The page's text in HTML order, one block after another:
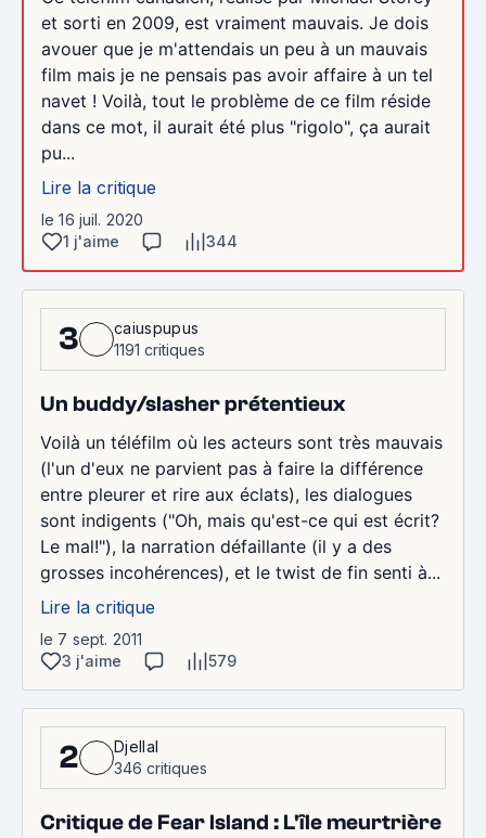
et sorti en 2009, est vraiment mauvais. Je dois
avouer que je m'attendais un peu à un mauvais
film mais je ne pensais pas avoir affaire à un tel
navet ! Voilà, tout le problème de ce film réside
dans ce mot, il aurait été plus "rigolo", ça aurait
pu...
Lire la critique
le 16 juil. 2020
1 j'aime
344
3
caiuspupus
1191 critiques
Un buddy/slasher prétentieux
Voilà un téléfilm où les acteurs sont très mauvais
(l'un d'eux ne parvient pas à faire la différence
entre pleurer et rire aux éclats), les dialogues
sont indigents ("Oh, mais qu'est-ce qui est écrit?
Le mal!"), la narration défaillante (il y a des
grosses incohérences), et le twist de fin senti à...
Lire la critique
le 7 sept. 2011
3 j'aime
579
2
Djellal
346 critiques
Critique de Fear Island : L'île meurtrière